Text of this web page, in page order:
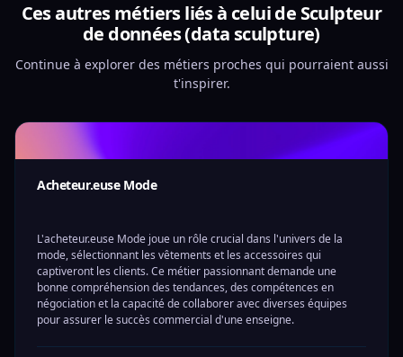
Ces autres métiers liés à celui de Sculpteur
de données (data sculpture)
Continue à explorer des métiers proches qui pourraient aussi
t'inspirer.
Acheteur.euse Mode
L'acheteur.euse Mode joue un rôle crucial dans l'univers de la
mode, sélectionnant les vêtements et les accessoires qui
captiveront les clients. Ce métier passionnant demande une
bonne compréhension des tendances, des compétences en
négociation et la capacité de collaborer avec diverses équipes
pour assurer le succès commercial d'une enseigne.